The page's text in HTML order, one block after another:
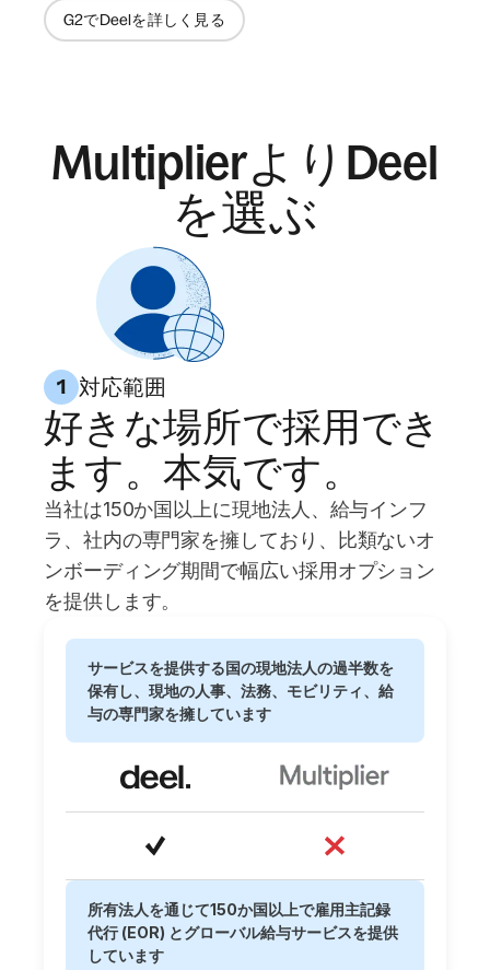
G2でDeelを詳しく見る
MultiplierよりDeel
を選ぶ
1 対応範囲
好きな場所で採用でき
ます。本気です。
当社は150か国以上に現地法人、給与インフ
ラ、社内の専門家を擁しており、比類ないオ
ンボーディング期間で幅広い採用オプション
を提供します。
サービスを提供する国の現地法人の過半数を
保有し、現地の人事、法務、モビリティ、給
与の専門家を擁しています
所有法人を通じて150か国以上で雇用主記録
代行 (EOR) とグローバル給与サービスを提供
しています